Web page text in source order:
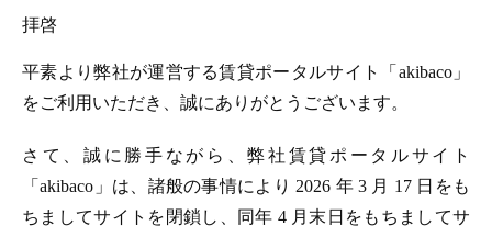
拝啓
平素より弊社が運営する賃貸ポータルサイト「akibaco」
をご利用いただき、誠にありがとうございます。
さて、誠に勝手ながら、弊社賃貸ポータルサイト
「akibaco」は、諸般の事情により 2026 年 3 月 17 日をも
ちましてサイトを閉鎖し、同年 4 月末日をもちましてサ